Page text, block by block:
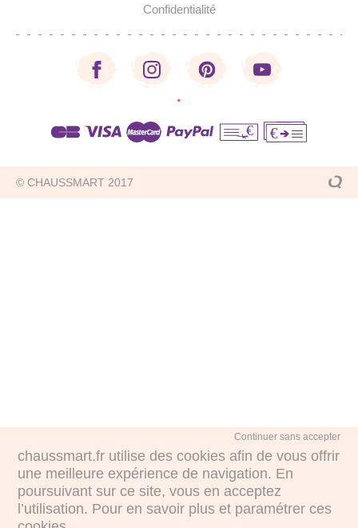
chaussmart.fr utilise des cookies afin de vous offrir
une meilleure expérience de navigation. En
poursuivant sur ce site, vous en acceptez
l’utilisation. Pour en savoir plus et paramétrer ces
Continuer sans accepter
Confidentialité
·
€ €
© CHAUSSMART 2017